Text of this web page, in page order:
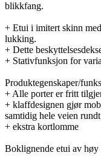
blikkfang.
+ Etui i imitert skinn
lukking.
+ Dette
+ Stativfunksjon for
Produktegenskaper/
+ Alle porter er fritt
+ klaffdesignen gjør
samtidig hele veien rundt
+ ekstra kortlomme
Boklignende etui av